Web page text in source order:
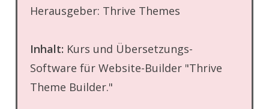
Herausgeber: Thrive Themes
Inhalt: Kurs und Übersetzungs-
Software für Website-Builder "Thrive
Theme Builder."